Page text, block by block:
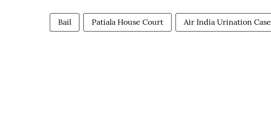
Bail Patiala House Court Air India Urination Case